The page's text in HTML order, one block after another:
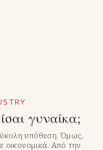
γυναίκα;
υπόθεση. Όμως,
οικονομικά. Από την